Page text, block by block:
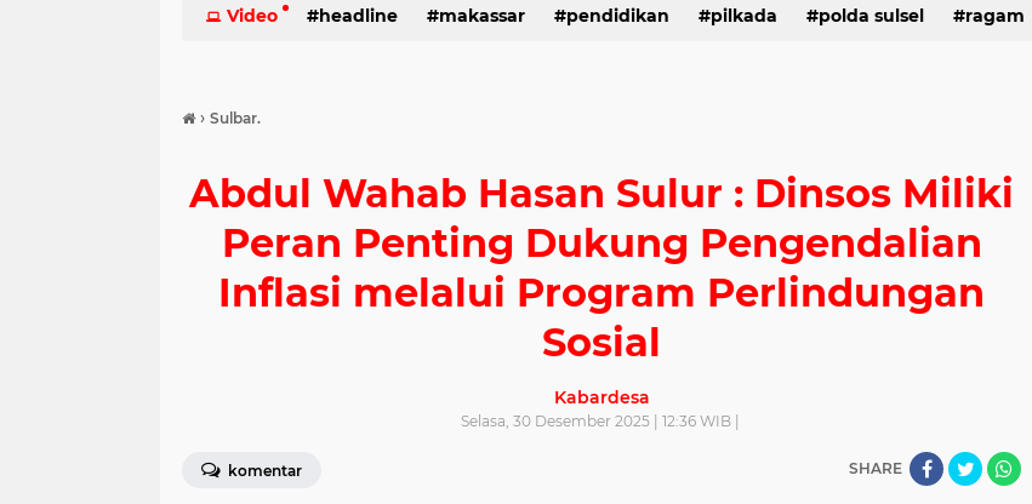
Video headline makassar pendidikan pilkada polda sulsel ragam
› Sulbar.
Abdul Wahab Hasan Sulur : Dinsos Miliki
Peran Penting Dukung Pengendalian
Inflasi melalui Program Perlindungan
Sosial
Kabardesa
Selasa, 30 Desember 2025 | 12:36 WIB |
komentar SHARE